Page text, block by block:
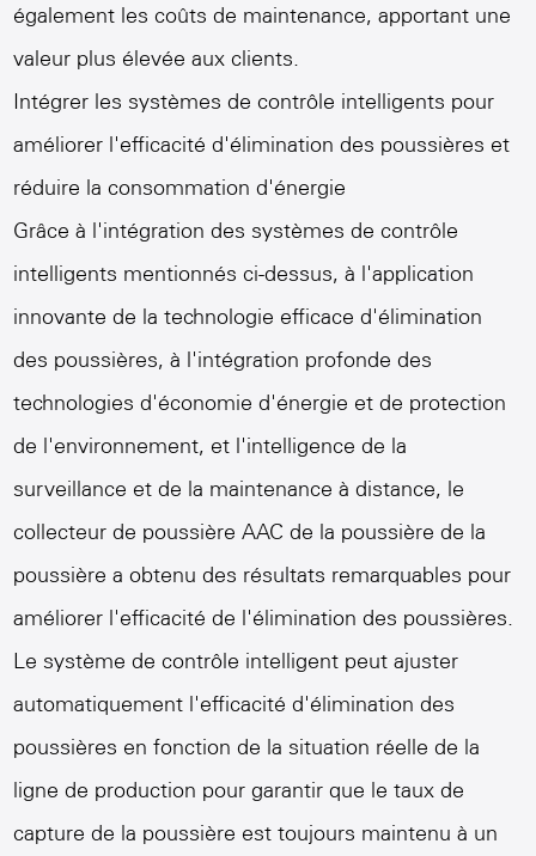
également les coûts de maintenance, apportant une
valeur plus élevée aux clients.
Intégrer les systèmes de contrôle intelligents pour
améliorer l'efficacité d'élimination des poussières et
réduire la consommation d'énergie
Grâce à l'intégration des systèmes de contrôle
intelligents mentionnés ci-dessus, à l'application
innovante de la technologie efficace d'élimination
des poussières, à l'intégration profonde des
technologies d'économie d'énergie et de protection
de l'environnement, et l'intelligence de la
surveillance et de la maintenance à distance, le
collecteur de poussière AAC de la poussière de la
poussière a obtenu des résultats remarquables pour
améliorer l'efficacité de l'élimination des poussières.
Le système de contrôle intelligent peut ajuster
automatiquement l'efficacité d'élimination des
poussières en fonction de la situation réelle de la
ligne de production pour garantir que le taux de
capture de la poussière est toujours maintenu à un